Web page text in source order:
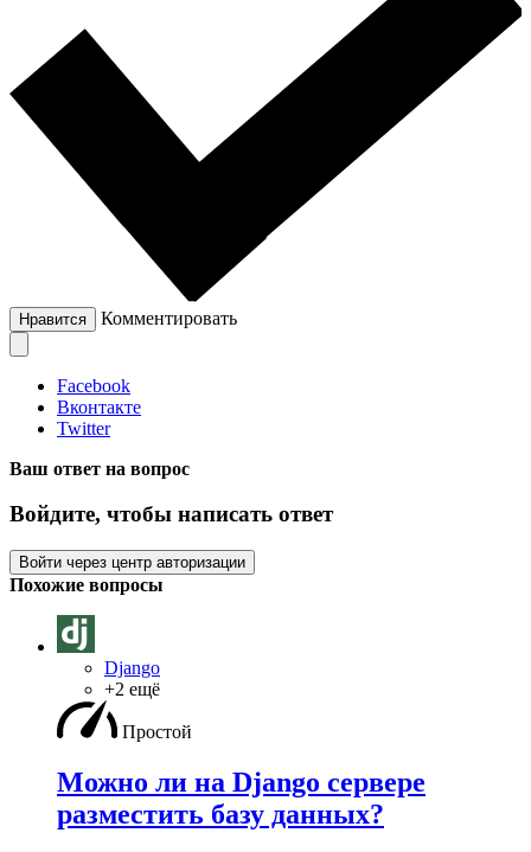
Нравится Комментировать
Facebook
Вконтакте
Twitter
Ваш ответ на вопрос
Войдите, чтобы написать ответ
Войти через центр авторизации
Похожие вопросы
Django
+2 ещё
Простой
Можно ли на Django сервере
разместить базу данных?